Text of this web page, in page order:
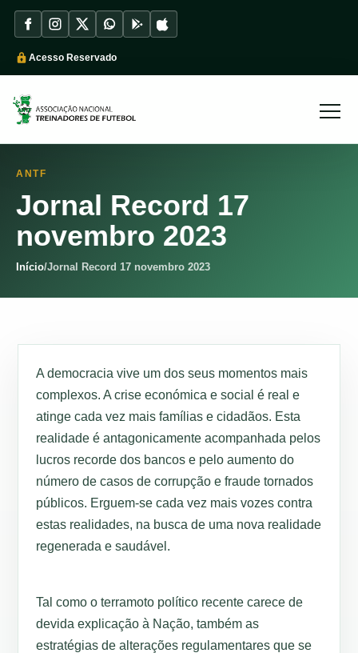
Acesso Reservado
ANTF
Jornal Record 17
novembro 2023
Início/Jornal Record 17 novembro 2023
A democracia vive um dos seus momentos mais
complexos. A crise económica e social é real e
atinge cada vez mais famílias e cidadãos. Esta
realidade é antagonicamente acompanhada pelos
lucros recorde dos bancos e pelo aumento do
número de casos de corrupção e fraude tornados
públicos. Erguem-se cada vez mais vozes contra
estas realidades, na busca de uma nova realidade
regenerada e saudável.
Tal como o terramoto político recente carece de
devida explicação à Nação, também as
estratégias de alterações regulamentares que se